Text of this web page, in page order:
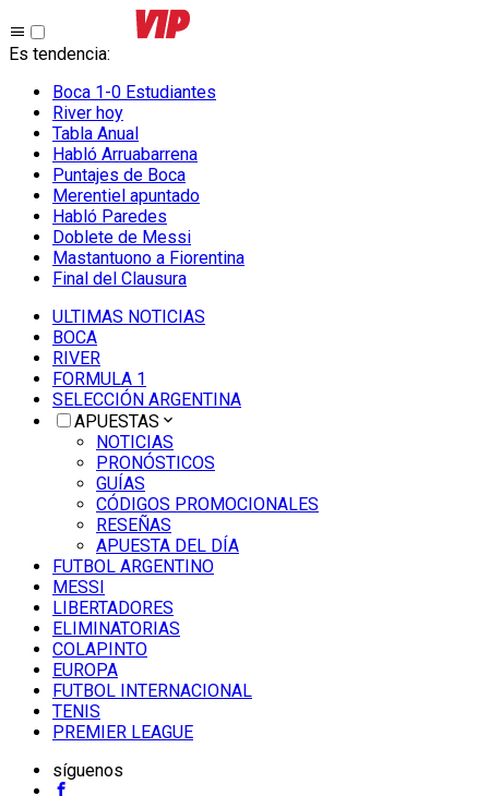
Es tendencia:
Boca 1-0 Estudiantes
River hoy
Tabla Anual
Habló Arruabarrena
Puntajes de Boca
Merentiel apuntado
Habló Paredes
Doblete de Messi
Mastantuono a Fiorentina
Final del Clausura
ULTIMAS NOTICIAS
BOCA
RIVER
FORMULA 1
SELECCIÓN ARGENTINA
APUESTAS
NOTICIAS
PRONÓSTICOS
GUÍAS
CÓDIGOS PROMOCIONALES
RESEÑAS
APUESTA DEL DÍA
FUTBOL ARGENTINO
MESSI
LIBERTADORES
ELIMINATORIAS
COLAPINTO
EUROPA
FUTBOL INTERNACIONAL
TENIS
PREMIER LEAGUE
síguenos